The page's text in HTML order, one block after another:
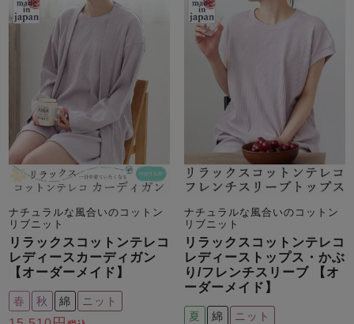
春 夏 秋 冬
ガールズパジャマ
春 秋
柄物
売れ筋ランキング
- Item Ranking -
新着商品
- New Arrival -
すべての生地一覧はこちら
インナーウェア 生活雑貨 カタログギフト
売れ筋ランキング
- Item Ranking -
新着商品
- New Arrival -
目的別でさがす一覧はこちら
すべてのメン
パジャマ
長袖 半袖 七分袖
羽織・バスロ
ーブ
ナチュラルな風合いのコットン
リブニット
リラックスコットンテレコ
レディースカーディガン
【オーダーメイド】
春 秋 綿 ニット
ナチュラルな風合いのコットン
リブニット
リラックスコットンテレコ
レディーストップス・かぶ
り/フレンチスリーブ 【オ
ーダーメイド】
夏 綿 ニット